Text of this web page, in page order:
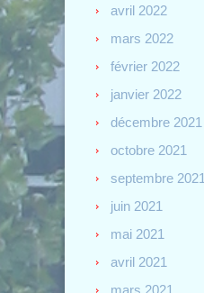
avril 2022
mars 2022
février 2022
janvier 2022
décembre 2021
octobre 2021
septembre 2021
juin 2021
mai 2021
avril 2021
mars 2021